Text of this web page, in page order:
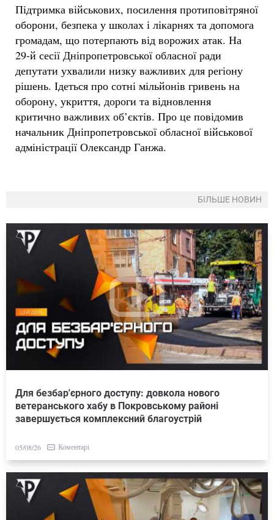
Підтримка військових, посилення протиповітряної
оборони, безпека у школах і лікарнях та допомога
громадам, що потерпають від ворожих атак. На
29-й сесії Дніпропетровської обласної ради
депутати ухвалили низку важливих для регіону
рішень. Ідеться про сотні мільйонів гривень на
оборону, укриття, дороги та відновлення
критично важливих об’єктів. Про це повідомив
начальник Дніпропетровської обласної військової
адміністрації Олександр Ганжа.
БІЛЬШЕ НОВИН
Для безбар'єрного доступу: довкола нового
ветеранського хабу в Покровському районі
завершується комплексний благоустрій
05/08/26 Коментарі